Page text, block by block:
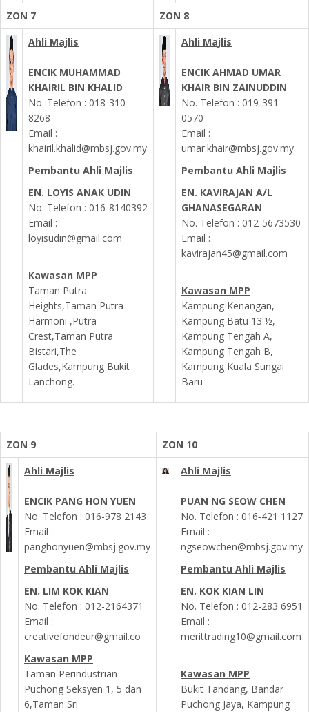
ZON 7
ZON 8
Ahli Majlis
ENCIK MUHAMMAD
KHAIRIL BIN KHALID
No. Telefon : 018-310
8268
Email :
khairil.khalid@mbsj.gov.my
Pembantu Ahli Majlis
EN. LOYIS ANAK UDIN
No. Telefon : 016-8140392
Email :
loyisudin@gmail.com
Kawasan MPP
Taman Putra
Heights,Taman Putra
Harmoni ,Putra
Crest,Taman Putra
Bistari,The
Glades,Kampung Bukit
Lanchong.
Ahli Majlis
ENCIK AHMAD UMAR
KHAIR BIN ZAINUDDIN
No. Telefon : 019-391
0570
Email :
umar.khair@mbsj.gov.my
Pembantu Ahli Majlis
EN. KAVIRAJAN A/L
GHANASEGARAN
No. Telefon : 012-5673530
Email :
kavirajan45@gmail.com
Kawasan MPP
Kampung Kenangan,
Kampung Batu 13 ½,
Kampung Tengah A,
Kampung Tengah B,
Kampung Kuala Sungai
Baru
ZON 9
ZON 10
Ahli Majlis
ENCIK PANG HON YUEN
No. Telefon : 016-978 2143
Email :
panghonyuen@mbsj.gov.my
Pembantu Ahli Majlis
EN. LIM KOK KIAN
No. Telefon : 012-2164371
Email :
creativefondeur@gmail.co
Kawasan MPP
Taman Perindustrian
Puchong Seksyen 1, 5 dan
6,Taman Sri
Ahli Majlis
PUAN NG SEOW CHEN
No. Telefon : 016‐421 1127
Email :
ngseowchen@mbsj.gov.my
Pembantu Ahli Majlis
EN. KOK KIAN LIN
No. Telefon : 012-283 6951
Email :
merittrading10@gmail.com
Kawasan MPP
Bukit Tandang, Bandar
Puchong Jaya, Kampung